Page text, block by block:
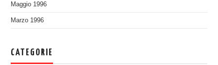
Maggio 1996
Marzo 1996
CATEGORIE